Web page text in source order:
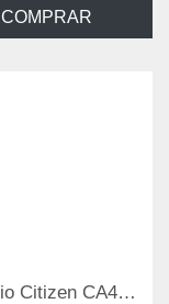
COMPRAR
Relógio Citizen CA4590-81A